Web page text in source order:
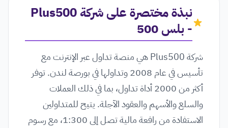
نبذة مختصرة على شركة Plus500
- بلس 500
شركة Plus500 هي منصة تداول عبر الإنترنت مع
تأسيس في عام 2008 وتداولها في بورصة لندن. توفر
أكثر من 2000 أداة تداول، بما في ذلك العملات
والسلع والأسهم والعقود الآجلة. يتيح للمتداولين
الاستفادة من رافعة مالية تصل إلى 1:300، مع رسوم